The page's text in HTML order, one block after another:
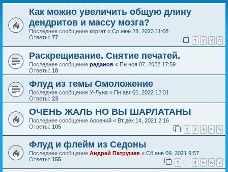
Как можно увеличить общую длину
дендритов и массу мозга?
Последнее сообщение коргат « Ср июн 28, 2023 11:08
Ответы: 77 1 2 3 4
Раскрещивание. Снятие печатей.
Последнее сообщение раданов « Пн ноя 07, 2022 17:59
Ответы: 18
Флуд из темы Омоложение
Последнее сообщение У-Луна « Пн авг 01, 2022 12:31
Ответы: 23
ОЧЕНЬ ЖАЛЬ НО ВЫ ШАРЛАТАНЫ
Последнее сообщение Арсений « Вт дек 14, 2021 2:16
Ответы: 105 1 2 3 4 5
Флуд и флейм из Седоны
Последнее сообщение Андрей Патрушев « Сб янв 09, 2021 9:57
Ответы: 155 1 … 4 5 6 7